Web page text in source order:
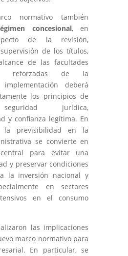
normativo también
concesional, en
de la revisión,
de los títulos,
de las facultades
reforzadas de la
deberá
los principios de
jurídica,
y confianza legítima. En
la previsibilidad en la
se convierte en
para evitar una
y preservar condiciones
la inversión nacional y
en sectores
en el consumo
las implicaciones
marco normativo para
En particular, se